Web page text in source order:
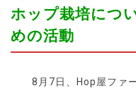
ホップ栽培につ
めの活動
8月7日、Hop屋ファ